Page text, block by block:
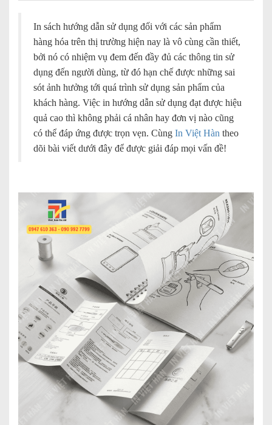
In sách hướng dẫn sử dụng đối với các sản phẩm
hàng hóa trên thị trường hiện nay là vô cùng cần thiết,
bởi nó có nhiệm vụ đem đến đầy đủ các thông tin sử
dụng đến người dùng, từ đó hạn chế được những sai
sót ảnh hưởng tới quá trình sử dụng sản phẩm của
khách hàng. Việc in hướng dẫn sử dụng đạt được hiệu
quả cao thì không phải cá nhân hay đơn vị nào cũng
có thể đáp ứng được trọn vẹn. Cùng In Việt Hàn theo
dõi bài viết dưới đây để được giải đáp mọi vấn đề!